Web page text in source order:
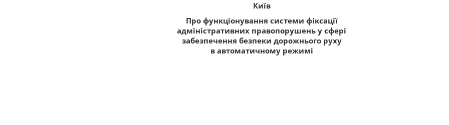
Київ
Про функціонування системи фіксації
адміністративних правопорушень у сфері
забезпечення безпеки дорожнього руху
в автоматичному режимі